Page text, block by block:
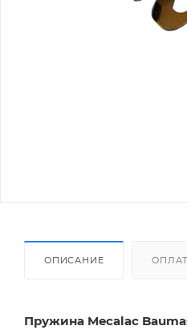
ОПИСАНИЕ
Пружина Mecalac